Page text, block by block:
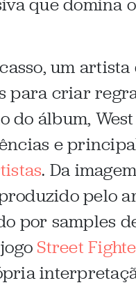
um
para criar
do álbum,
e
. Da
pelo
por samples
Street